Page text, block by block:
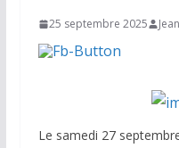
25 septembre 2025
Le samedi 27